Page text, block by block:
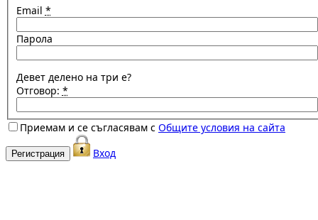
Email *
Парола
Девет делено на три е?
Отговор: *
Приемам и се съгласявам с Общите условия на сайта
Вход